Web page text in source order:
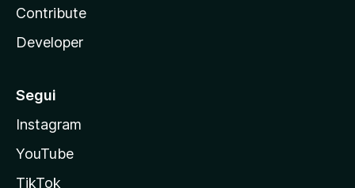
Contribute
Developer
Segui
Instagram
YouTube
TikTok